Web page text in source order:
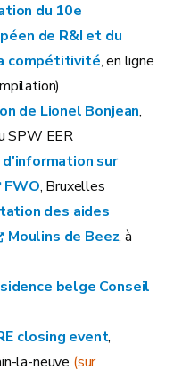
du 10e
de R&I et du
compétitivité, en ligne
de Lionel Bonjean,
SPW EER
sur
FWO, Bruxelles
des aides
Moulins de Beez, à
belge Conseil
closing event,
la-neuve (sur